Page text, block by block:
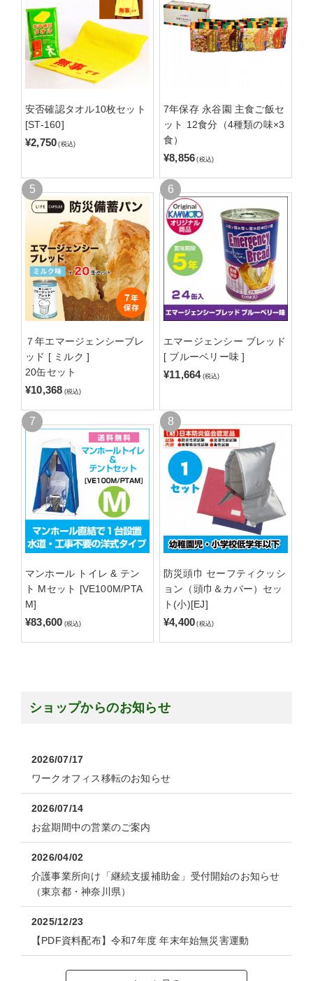
安否確認タオル10枚セット
[ST-160]
¥2,750 (税込)
7年保存 永谷園 主食ご飯セ
ット 12食分（4種類の味×3
食）
¥8,856 (税込)
７年エマージェンシーブレ
ッド [ ミルク ]
20缶セット
¥10,368 (税込)
エマージェンシー ブレッド
[ ブルーベリー味 ]
¥11,664 (税込)
マンホール トイレ & テン
ト Mセット [VE100M/PTA
M]
¥83,600 (税込)
防災頭巾 セーフティクッシ
ョン（頭巾＆カバー）セッ
ト(小)[EJ]
¥4,400 (税込)
ショップからのお知らせ
2026/07/17
ワークオフィス移転のお知らせ
2026/07/14
お盆期間中の営業のご案内
2026/04/02
介護事業所向け「継続支援補助金」受付開始のお知らせ
（東京都・神奈川県）
2025/12/23
【PDF資料配布】令和7年度 年末年始無災害運動